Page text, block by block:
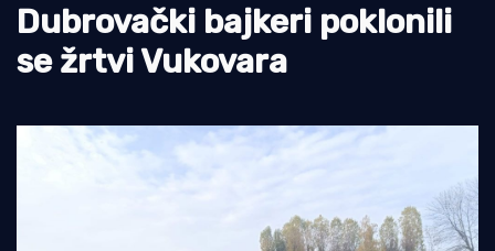
Ekologija
Dubrovački bajkeri poklonili
se žrtvi Vukovara